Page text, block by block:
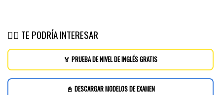
👉🏽 TE PODRÍA INTERESAR
🏅 PRUEBA DE NIVEL DE INGLÉS GRATIS
📓 DESCARGAR MODELOS DE EXAMEN